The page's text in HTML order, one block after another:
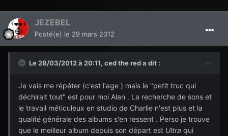
JEZEBEL
Posté(e) le 29 mars 2012
Le 28/03/2012 à 20:11, ced the red a dit :
Je vais me répéter (c'est l'age ) mais le "petit truc qui
déchirait tout" est pour moi Alan . La recherche de sons et
le travail méticuleux en studio de Charlie n'est plus et la
qualité générale des albums s'en ressent . Perso je trouve
que le meilleur album depuis son départ est Ultra qui